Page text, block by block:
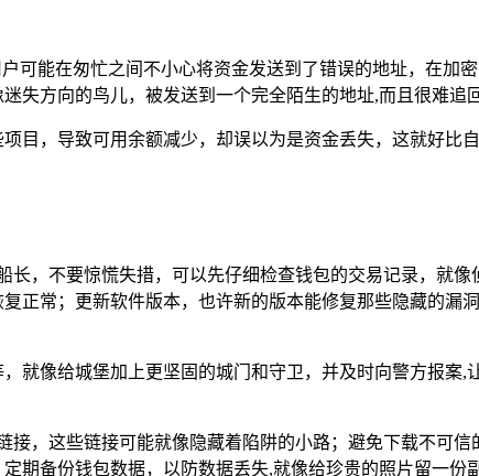
可能在匆忙之间不小心将资金发送到了错误的地址，在加
失方向的鸟儿，被发送到一个完全陌生的地址,而且很难追回
目，导致可用余额减少，却误以为是资金丢失，这就好比
，不要惊慌失措，可以先仔细检查钱包的交易记录，就
正常；更新软件版本，也许新的版本能修复那些隐藏的漏
就像给城堡加上更坚固的城门和守卫，并及时向警方报案,
，这些链接可能就像隐藏着陷阱的小路；避免下载不可
期备份钱包数据，以防数据丢失,就像给珍贵的照片留一份